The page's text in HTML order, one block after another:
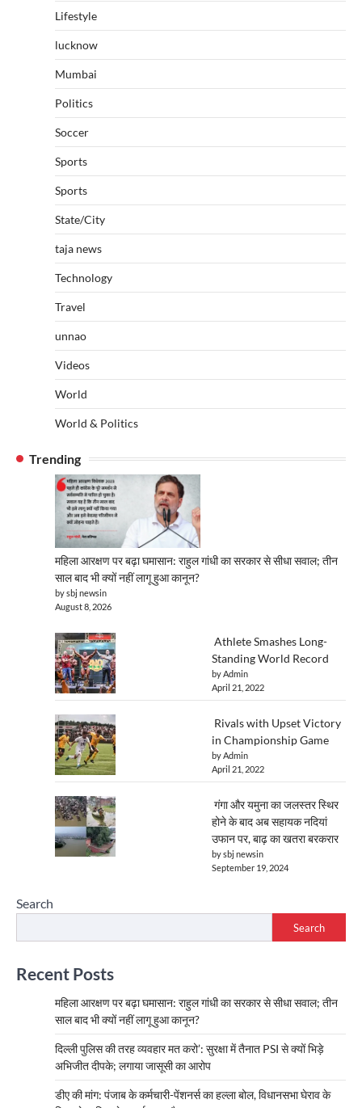
Lifestyle
lucknow
Mumbai
Politics
Soccer
Sports
Sports
State/City
taja news
Technology
Travel
unnao
Videos
World
World & Politics
Trending
महिला आरक्षण पर बढ़ा घमासान: राहुल गांधी का सरकार से सीधा सवाल; तीन
साल बाद भी क्यों नहीं लागू हुआ कानून?
by sbj newsin
August 8, 2026
Athlete Smashes Long-
Standing World Record
by Admin
April 21, 2022
Rivals with Upset Victory
in Championship Game
by Admin
April 21, 2022
गंगा और यमुना का जलस्तर स्थिर
होने के बाद अब सहायक नदियां
उफान पर, बाढ़ का खतरा बरकरार
by sbj newsin
September 19, 2024
Search
Search
Recent Posts
महिला आरक्षण पर बढ़ा घमासान: राहुल गांधी का सरकार से सीधा सवाल; तीन
साल बाद भी क्यों नहीं लागू हुआ कानून?
दिल्ली पुलिस की तरह व्यवहार मत करो’: सुरक्षा में तैनात PSI से क्यों भिड़े
अभिजीत दीपके; लगाया जासूसी का आरोप
डीए की मांग: पंजाब के कर्मचारी-पेंशनर्स का हल्ला बोल, विधानसभा घेराव के